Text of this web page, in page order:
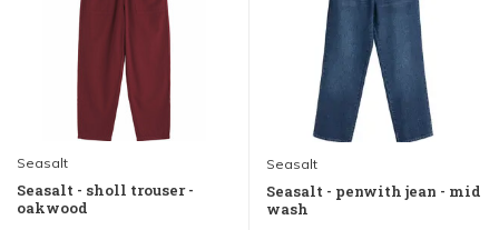
Seasalt
Seasalt - sholl trouser -
oakwood
Seasalt
Seasalt - penwith jean - mid
wash